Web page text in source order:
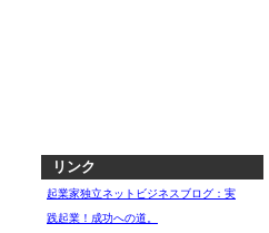
リンク
起業家独立ネットビジネスブログ：実
践起業！成功への道。